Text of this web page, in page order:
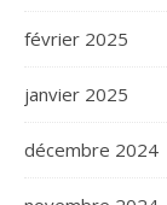
février 2025
janvier 2025
décembre 2024